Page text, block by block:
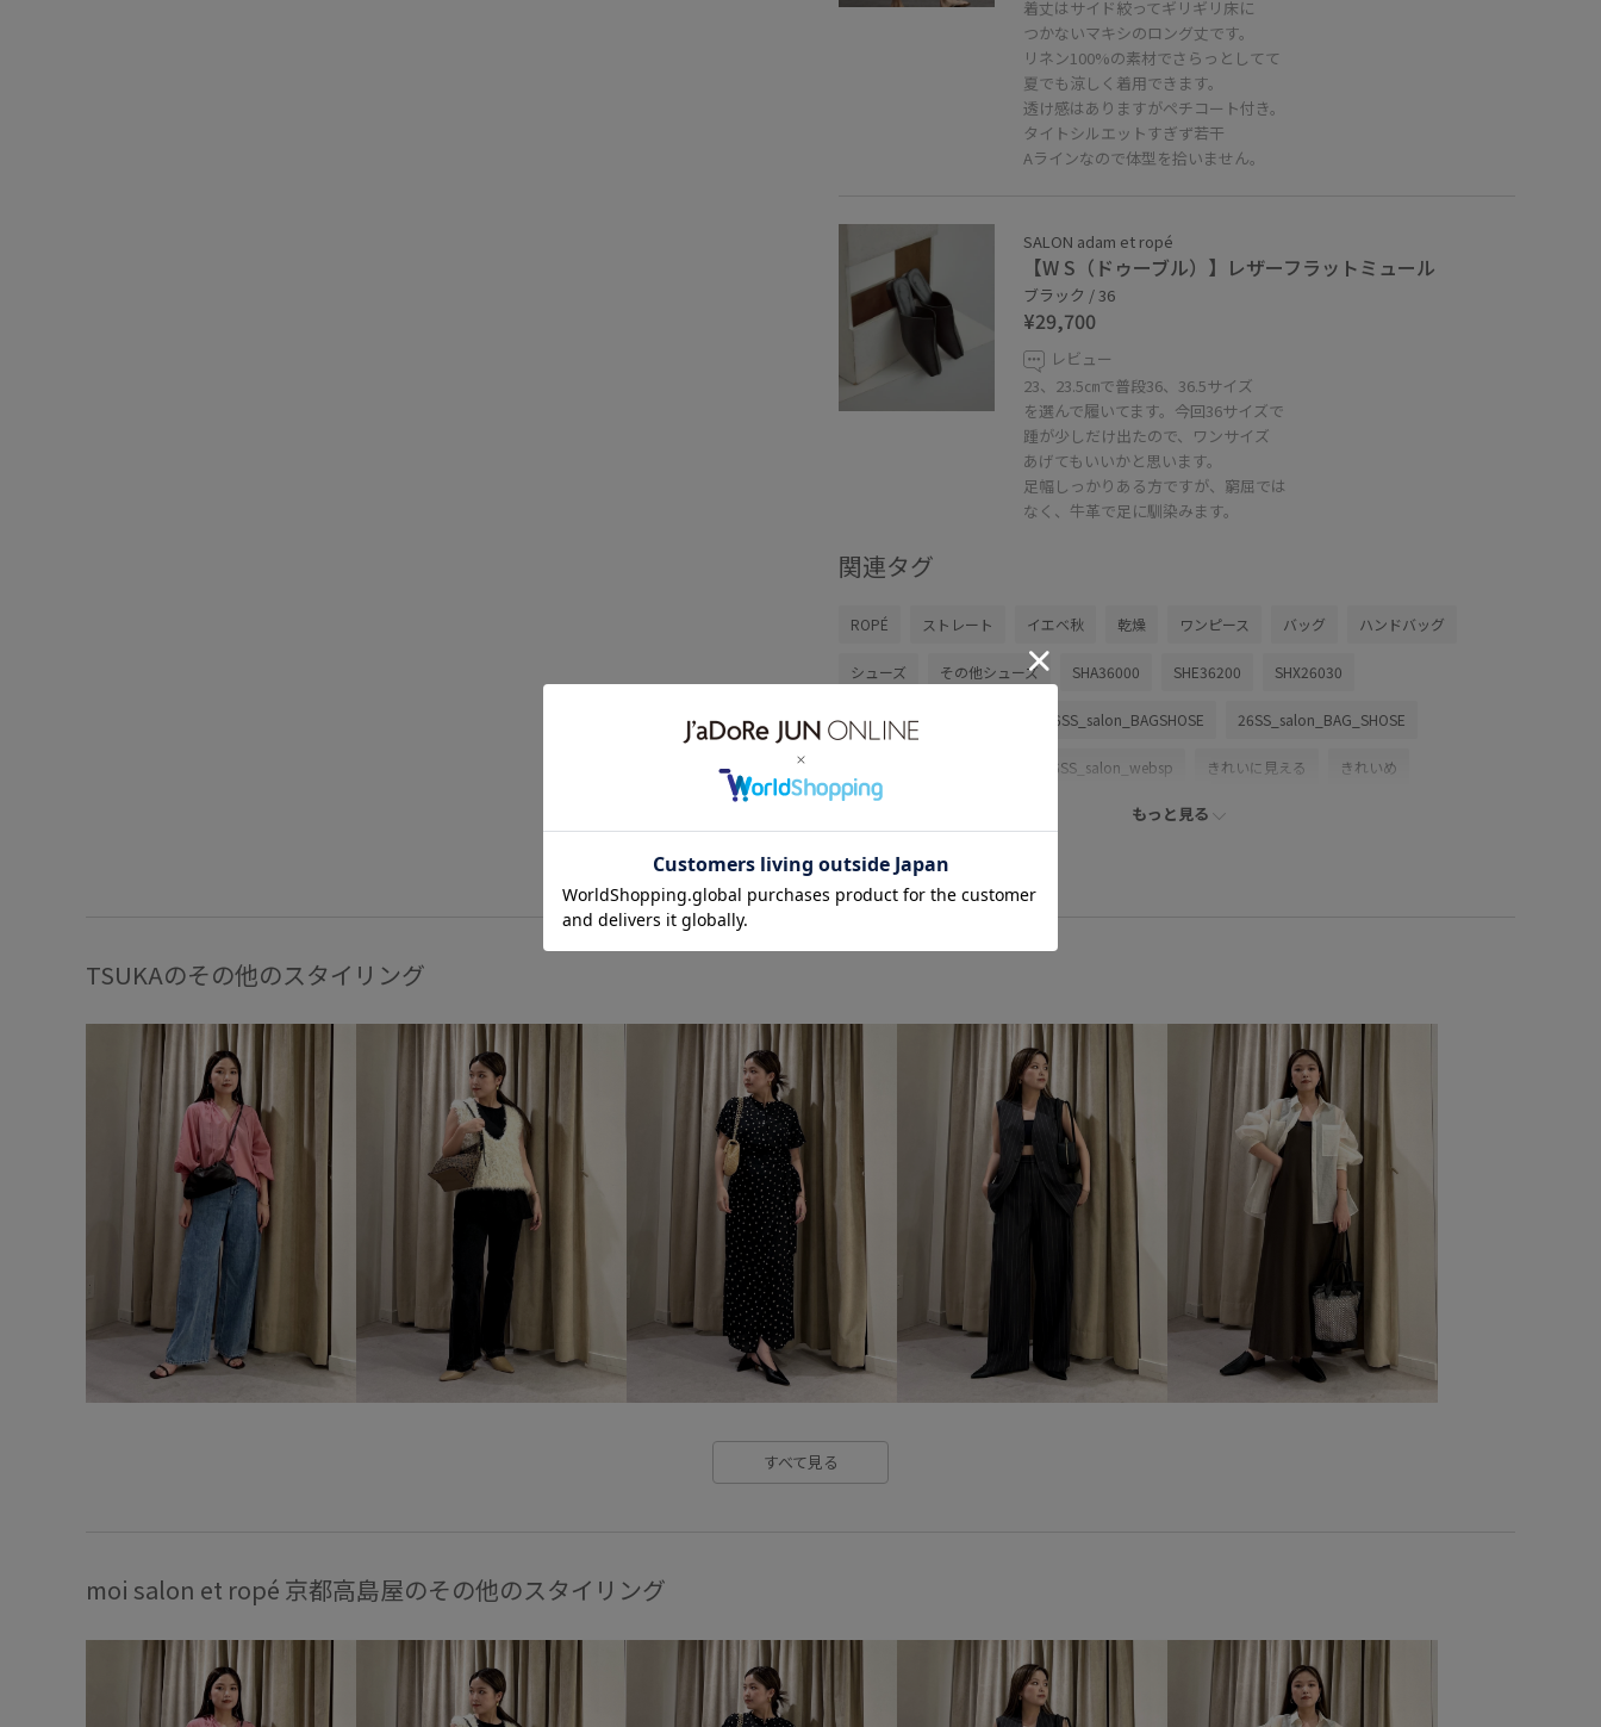
着丈はサイド絞ってギリギリ床に
つかないマキシのロング丈です。
リネン100%の素材でさらっとしてて
夏でも涼しく着用できます。
透け感はありますがペチコート付き。
タイトシルエットすぎず若干
Aラインなので体型を拾いません。
SALON adam et ropé
【W S（ドゥーブル）】レザーフラットミュール
ブラック / 36
¥29,700
レビュー
23、23.5㎝で普段36、36.5サイズ
を選んで履いてます。今回36サイズで
踵が少しだけ出たので、ワンサイズ
あげてもいいかと思います。
足幅しっかりある方ですが、窮屈では
なく、牛革で足に馴染みます。
関連タグ
ROPÉ ストレート イエベ秋 乾燥 ワンピース バッグ ハンドバッグ
シューズ その他シューズ SHA36000 SHE36200 SHX26030
2512JUNPRESS対象商品 26SS_salon_BAGSHOSE 26SS_salon_BAG_SHOSE
26SS_salon_websp きれいに見える きれいめ
アクセサリー オールシーズン
シャツ ジャケット
ポリエステル ミニマル
着回しやすい 薄手 身体にフィット
麻 麻素材
もっと見る
TSUKAのその他のスタイリング
すべて見る
moi salon et ropé 京都高島屋のその他のスタイリング